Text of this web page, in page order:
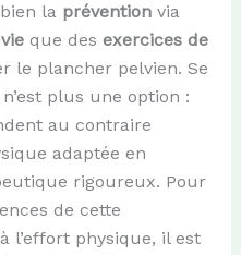
la préventionvia
que des exercices de
le plancher pelvien. Se
plus une option :
au contraire
adaptée en
rigoureux. Pour
de cette
l’effort physique, il est